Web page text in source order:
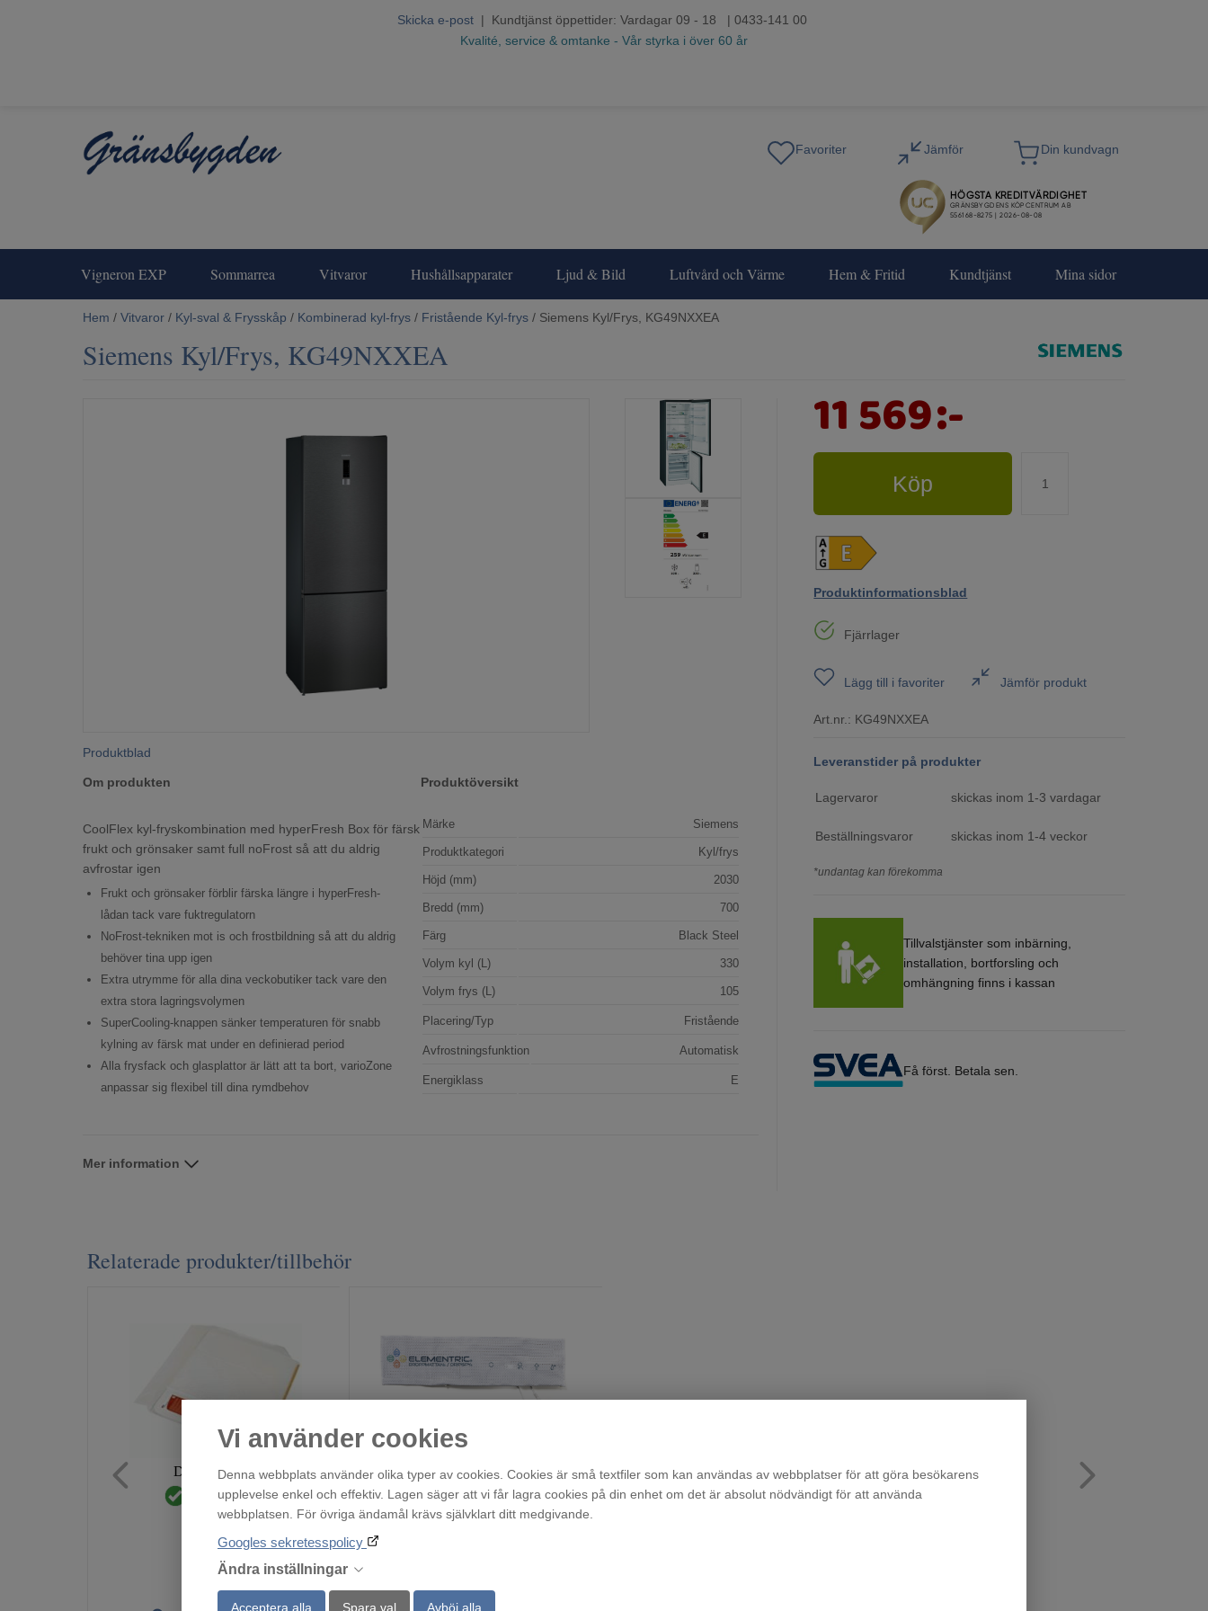
Vi använder cookies
Denna webbplats använder olika typer av cookies. Cookies är små textfiler som kan användas av webbplatser för att göra besökarens
upplevelse enkel och effektiv. Lagen säger att vi får lagra cookies på din enhet om det är absolut nödvändigt för att använda
webbplatsen. För övriga ändamål krävs självklart ditt medgivande.
Googles sekretesspolicy
Ändra inställningar
Acceptera alla Spara val Avböj alla
Skicka e-post | Kundtjänst öppettider: Vardagar 09 - 18 | 0433-141 00
Kvalité, service & omtanke - Vår styrka i över 60 år
Vigneron EXP Sommarrea Vitvaror Hushållsapparater Ljud & Bild Luftvård och Värme Hem & Fritid Kundtjänst Mina sidor
Hem / Vitvaror / Kyl-sval & Frysskåp / Kombinerad kyl-frys / Fristående Kyl-frys / Siemens Kyl/Frys, KG49NXXEA
Siemens Kyl/Frys, KG49NXXEA
Produktblad
Om produkten
CoolFlex kyl-fryskombination med hyperFresh Box för färsk
frukt och grönsaker samt full noFrost så att du aldrig
avfrostar igen
Frukt och grönsaker förblir färska längre i hyperFresh-
lådan tack vare fuktregulatorn
NoFrost-tekniken mot is och frostbildning så att du aldrig
behöver tina upp igen
Extra utrymme för alla dina veckobutiker tack vare den
extra stora lagringsvolymen
SuperCooling-knappen sänker temperaturen för snabb
kylning av färsk mat under en definierad period
Alla frysfack och glasplattor är lätt att ta bort, varioZone
anpassar sig flexibel till dina rymdbehov
Produktöversikt
Märke Siemens
Produktkategori Kyl/frys
Höjd (mm) 2030
Bredd (mm) 700
Färg Black Steel
Volym kyl (L) 330
Volym frys (L) 105
Placering/Typ Fristående
Avfrostningsfunktion Automatisk
Energiklass E
Mer information
11 569:-
Köp
Produktinformationsblad
Fjärrlager
Lägg till i favoriter Jämför produkt
Art.nr.: KG49NXXEA
Leveranstider på produkter
Lagervaror skickas inom 1-3 vardagar
Beställningsvaror skickas inom 1-4 veckor
*undantag kan förekomma
Tillvalstjänster som inbärning,
installation, bortforsling och
omhängning finns i kassan
Få först. Betala sen.
Relaterade produkter/tillbehör
Droppskydd70
Finns i lager!
319
Aktivt Droppskydd - Droppmatta Vattenlarm med sen
Beställningsvara
995